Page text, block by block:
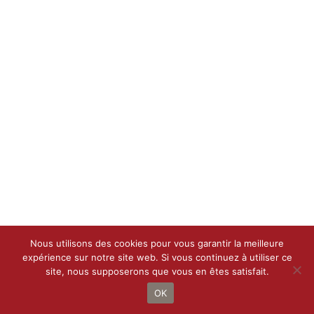
Droit d’auteur 2021 - 2022 |Le Petit BottindeCALIF| Tous droits
réservés
Nous utilisons des cookies pour vous garantir la meilleure
expérience sur notre site web. Si vous continuez à utiliser ce
site, nous supposerons que vous en êtes satisfait.
OK